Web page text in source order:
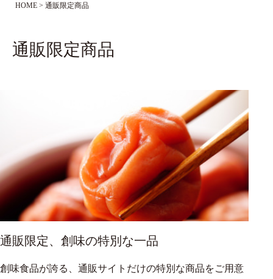
HOME 通販限定商品
通販限定商品
通販限定、創味の特別な一品
創味食品が誇る、通販サイトだけの特別な商品をご用意